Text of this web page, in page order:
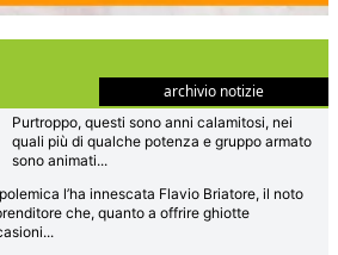
archivio notizie
Purtroppo, questi sono anni calamitosi, nei
quali più di qualche potenza e gruppo armato
sono animati...
l’ha innescata Flavio Briatore, il noto
che, quanto a offrire ghiotte
...